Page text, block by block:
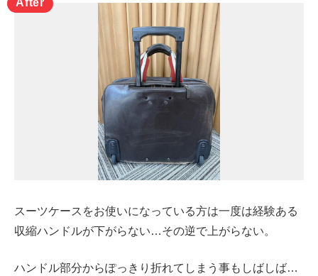
スーツケースをお使いになっている方は一度は経験ある
収縮ハンドルが下がらない…その逆で上がらない。
ハンドル部分からぽっきり折れてしまう事もしばしば…